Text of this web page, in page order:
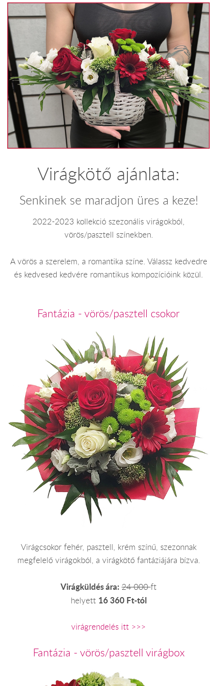
Virágkötő ajánlata:
Senkinek se maradjon üres a keze!
2022-2023 kollekció szezonális virágokból,
vörös/pasztell színekben.
A vörös a szerelem, a romantika színe. Válassz kedvedre
és kedvesed kedvére romantikus kompozícióink közül.
Fantázia - vörös/pasztell csokor
Virágcsokor fehér, pasztell, krém színű, szezonnak
megfelelő virágokból, a virágkötő fantáziájára bízva.
Virágküldés ára: 24 000ft
helyett 16 360 Ft-tól
virágrendelés itt >>>
Fantázia - vörös/pasztell virágbox